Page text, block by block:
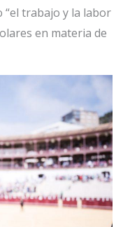
“el trabajo y la labor
en materia de